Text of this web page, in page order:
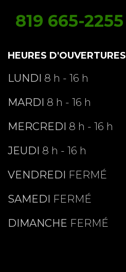
819 665-2255
HEURES D'OUVERTURES
LUNDI 8 h - 16 h
MARDI 8 h - 16 h
MERCREDI 8 h - 16 h
JEUDI 8 h - 16 h
VENDREDI FERMÉ
SAMEDI FERMÉ
DIMANCHE FERMÉ